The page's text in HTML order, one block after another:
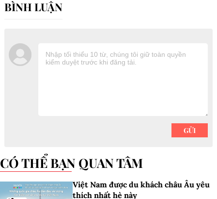
CÓ THỂ BẠN QUAN TÂM
Việt Nam được du khách châu Âu yêu
thích nhất hè này